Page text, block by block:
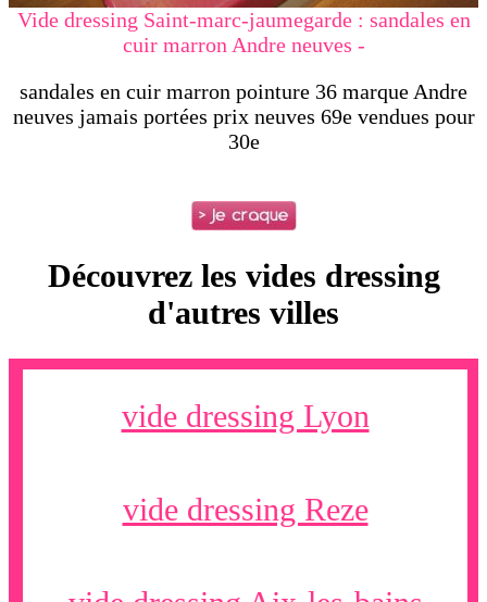
Vide dressing Saint-marc-jaumegarde : sandales en
cuir marron Andre neuves -
sandales en cuir marron pointure 36 marque Andre
neuves jamais portées prix neuves 69e vendues pour
30e
Découvrez les vides dressing
d'autres villes
vide dressing Lyon
vide dressing Reze